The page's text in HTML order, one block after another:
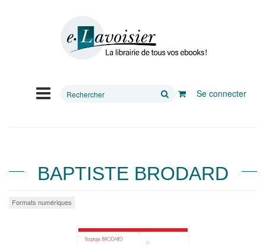
Rechercher
Se connecter
BAPTISTE BRODARD
Formats numériques